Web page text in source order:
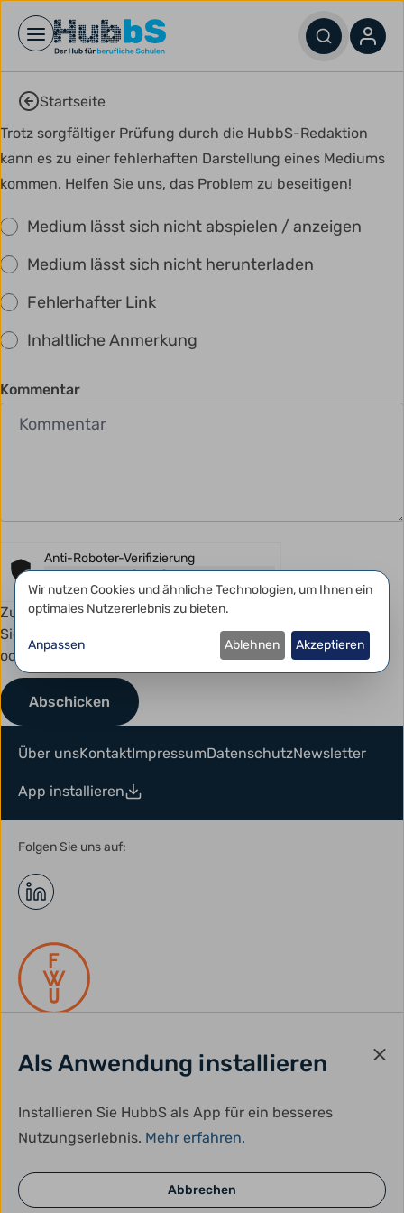
Open main menu
Startseite
Trotz sorgfältiger Prüfung durch die HubbS-Redaktion
kann es zu einer fehlerhaften Darstellung eines Mediums
kommen. Helfen Sie uns, das Problem zu beseitigen!
Medium lässt sich nicht abspielen / anzeigen
Medium lässt sich nicht herunterladen
Fehlerhafter Link
Inhaltliche Anmerkung
Kommentar
Anti-Roboter-Verifizierung
Hier klicken
FriendlyCaptcha ⇗
Zum Schutz vor Spam kann dieses Formular eine kurze
Sicherheitsprüfung erfordern. Diese erfolgt automatisch
oder mit einem einfachen Klick.
Als Anwendung installieren
Installieren Sie HubbS als App für ein besseres
Nutzungserlebnis. Mehr erfahren.
Abbrechen
Über unsKontaktImpressumDatenschutzNewsletter
App installieren
Folgen Sie uns auf:
gefördert durch:
Datenschutzeinstellungen
Wir nutzen Cookies und ähnliche Technologien, um Ihnen ein
optimales Nutzererlebnis zu bieten.
Anpassen Ablehnen Akzeptieren